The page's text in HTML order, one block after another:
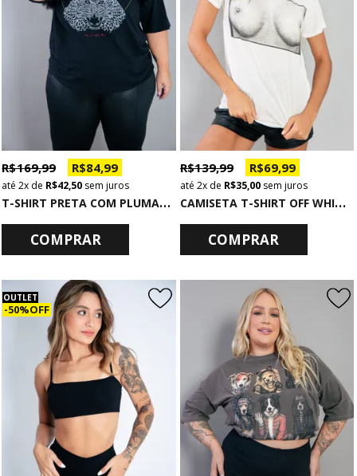
T
-SHIRT PRETA COM PLUMAS DEAFENING
R$ 169,99 R$ 84,99
2x de R$ 42,50 sem juros
COMPRAR
C
AMISETA T-SHIRT OFF WHITE BOOBS
R$ 139,99 R$ 69,99
2xde R$ 35,00sem juros
COMPRAR
OUTLET
50% OFF